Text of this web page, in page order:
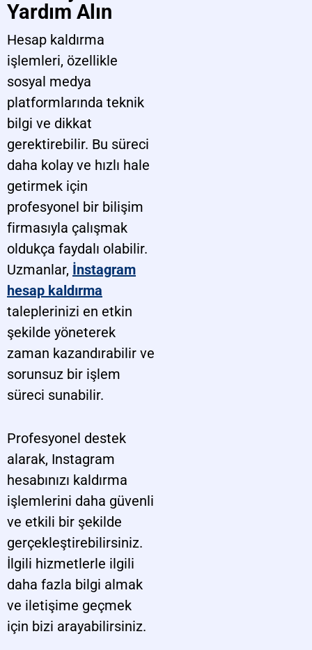
Yardım Alın
Hesap kaldırma
işlemleri, özellikle
sosyal medya
platformlarında teknik
bilgi ve dikkat
gerektirebilir. Bu süreci
daha kolay ve hızlı hale
getirmek için
profesyonel bir bilişim
firmasıyla çalışmak
oldukça faydalı olabilir.
Uzmanlar, İnstagram
hesap kaldırma
taleplerinizi en etkin
şekilde yöneterek
zaman kazandırabilir ve
sorunsuz bir işlem
süreci sunabilir.
Profesyonel destek
alarak, Instagram
hesabınızı kaldırma
işlemlerini daha güvenli
ve etkili bir şekilde
gerçekleştirebilirsiniz.
İlgili hizmetlerle ilgili
daha fazla bilgi almak
ve iletişime geçmek
için bizi arayabilirsiniz.